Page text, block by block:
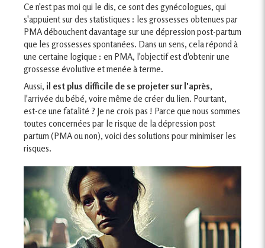
Ce n'est pas moi qui le dis, ce sont des gynécologues, qui
s'appuient sur des statistiques : les grossesses obtenues par
PMA débouchent davantage sur une dépression post-partum
que les grossesses spontanées. Dans un sens, cela répond à
une certaine logique : en PMA, l'objectif est d'obtenir une
grossesse évolutive et menée à terme.
Aussi, il est plus difficile de se projeter sur l'après,
l'arrivée du bébé, voire même de créer du lien. Pourtant,
est-ce une fatalité ? Je ne crois pas ! Parce que nous sommes
toutes concernées par le risque de la dépression post
partum (PMA ou non), voici des solutions pour minimiser les
risques.